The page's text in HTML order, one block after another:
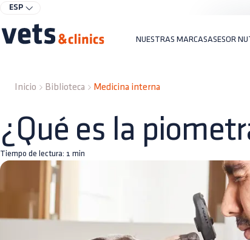
ESP
NUESTRAS MARCASASESOR
Inicio Biblioteca Medicina interna
¿Qué es la
Tiempo de lectura: 1 min